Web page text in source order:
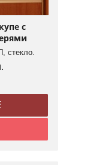
с
стекло.